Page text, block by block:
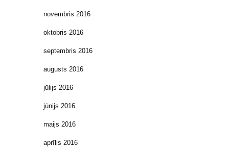
novembris 2016
oktobris 2016
septembris 2016
augusts 2016
jūlijs 2016
jūnijs 2016
maijs 2016
aprīlis 2016